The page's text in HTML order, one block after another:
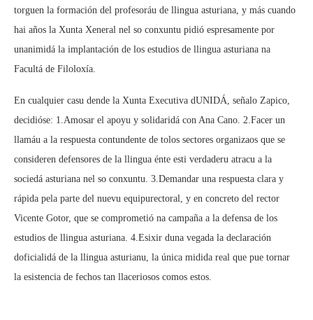
torguen la formación del profesoráu de llingua asturiana, y más cuando
hai años la Xunta Xeneral nel so conxuntu pidió espresamente por
unanimidá la implantación de los estudios de llingua asturiana na
Facultá de Filoloxía.
En cualquier casu dende la Xunta Executiva dUNIDÁ, señalo Zapico,
decidióse: 1.Amosar el apoyu y solidaridá con Ana Cano. 2.Facer un
llamáu a la respuesta contundente de tolos sectores organizaos que se
consideren defensores de la llingua énte esti verdaderu atracu a la
sociedá asturiana nel so conxuntu. 3.Demandar una respuesta clara y
rápida pela parte del nuevu equipurectoral, y en concreto del rector
Vicente Gotor, que se comprometió na campaña a la defensa de los
estudios de llingua asturiana. 4.Esixir duna vegada la declaración
doficialidá de la llingua asturianu, la única midida real que pue tornar
la esistencia de fechos tan llaceriosos comos estos.